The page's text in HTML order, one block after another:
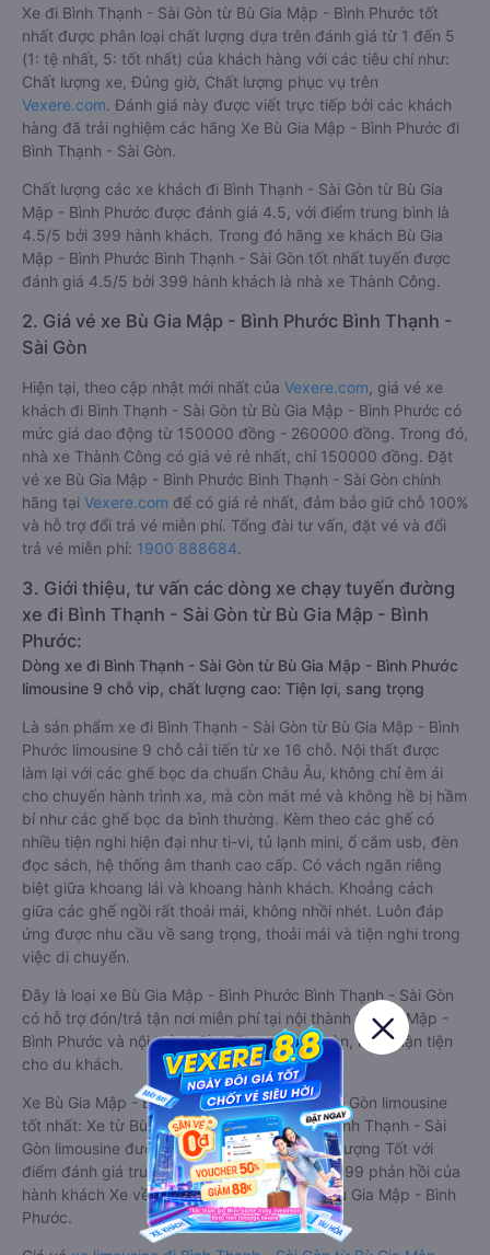
Xe đi Bình Thạnh - Sài Gòn từ Bù Gia Mập - Bình Phước tốt
nhất được phân loại chất lượng dựa trên đánh giá từ 1 đến 5
(1: tệ nhất, 5: tốt nhất) của khách hàng với các tiêu chí như:
Chất lượng xe, Đúng giờ, Chất lượng phục vụ trên
Vexere.com. Đánh giá này được viết trực tiếp bởi các khách
hàng đã trải nghiệm các hãng Xe Bù Gia Mập - Bình Phước đi
Bình Thạnh - Sài Gòn.
Chất lượng các xe khách đi Bình Thạnh - Sài Gòn từ Bù Gia
Mập - Bình Phước được đánh giá 4.5, với điểm trung bình là
4.5/5 bởi 399 hành khách. Trong đó hãng xe khách Bù Gia
Mập - Bình Phước Bình Thạnh - Sài Gòn tốt nhất tuyến được
đánh giá 4.5/5 bởi 399 hành khách là nhà xe Thành Công.
2. Giá vé xe Bù Gia Mập - Bình Phước Bình Thạnh -
Sài Gòn
Hiện tại, theo cập nhật mới nhất của Vexere.com , giá vé xe
khách đi Bình Thạnh - Sài Gòn từ Bù Gia Mập - Bình Phước có
mức giá dao động từ 150000 đồng - 260000 đồng. Trong đó,
nhà xe Thành Công có giá vé rẻ nhất, chỉ 150000 đồng. Đặt
vé xe Bù Gia Mập - Bình Phước Bình Thạnh - Sài Gòn chính
hãng tại Vexere.com để có giá rẻ nhất, đảm bảo giữ chỗ 100%
và hỗ trợ đổi trả vé miễn phí. Tổng đài tư vấn, đặt vé và đổi
trả vé miễn phí: 1900 888684.
3. Giới thiệu, tư vấn các dòng xe chạy tuyến đường
xe đi Bình Thạnh - Sài Gòn từ Bù Gia Mập - Bình
Phước:
Dòng xe đi Bình Thạnh - Sài Gòn từ Bù Gia Mập - Bình Phước
limousine 9 chỗ vip, chất lượng cao: Tiện lợi, sang trọng
Là sản phẩm xe đi Bình Thạnh - Sài Gòn từ Bù Gia Mập - Bình
Phước limousine 9 chỗ cải tiến từ xe 16 chỗ. Nội thất được
làm lại với các ghế bọc da chuẩn Châu Âu, không chỉ êm ái
cho chuyến hành trình xa, mà còn mát mẻ và không hề bị hầm
bí như các ghế bọc da bình thường. Kèm theo các ghế có
nhiều tiện nghi hiện đại như ti-vi, tủ lạnh mini, ổ cắm usb, đèn
đọc sách, hệ thống âm thanh cao cấp. Có vách ngăn riêng
biệt giữa khoang lái và khoang hành khách. Khoảng cách
giữa các ghế ngồi rất thoải mái, không nhồi nhét. Luôn đáp
ứng được nhu cầu về sang trọng, thoải mái và tiện nghi trong
việc di chuyển.
Đây là loại xe Bù Gia Mập - Bình Phước Bình Thạnh - Sài Gòn
có hỗ trợ đón/trả tận nơi miễn phí tại nội thành Bù Gia Mập -
Bình Phước và nội thành Bình Thạnh - Sài Gòn, rất thuận tiện
cho du khách.
Xe Bù Gia Mập - Bình Phước Bình Thạnh - Sài Gòn limousine
tốt nhất: Xe từ Bù Gia Mập - Bình Phước đi Bình Thạnh - Sài
Gòn limousine được đánh giá chung có chất lượng Tốt với
điểm đánh giá trung bình từ 4.5/5 dựa trên 399 phản hồi của
hành khách Xe về Bình Thạnh - Sài Gòn từ Bù Gia Mập - Bình
Phước.